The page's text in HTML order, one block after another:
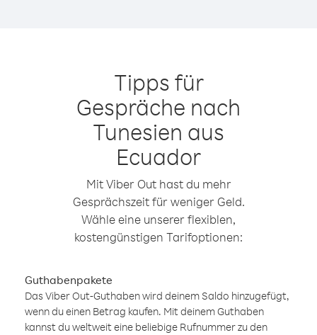
Tipps für
Gespräche nach
Tunesien aus
Ecuador
Mit Viber Out hast du mehr
Gesprächszeit für weniger Geld.
Wähle eine unserer flexiblen,
kostengünstigen Tarifoptionen:
Guthabenpakete
Das Viber Out-Guthaben wird deinem Saldo hinzugefügt,
wenn du einen Betrag kaufen. Mit deinem Guthaben
kannst du weltweit eine beliebige Rufnummer zu den